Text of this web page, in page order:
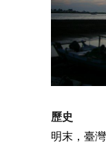
歷史
明末，臺